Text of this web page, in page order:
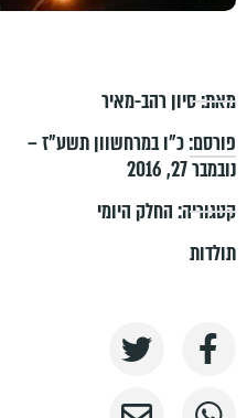
מאת:סיון רהב-מאיר
פורסם:כ״ו במרחשוון תשע״ז –
נובמבר 27, 2016
קטגוריה:החלק היומי
תולדות